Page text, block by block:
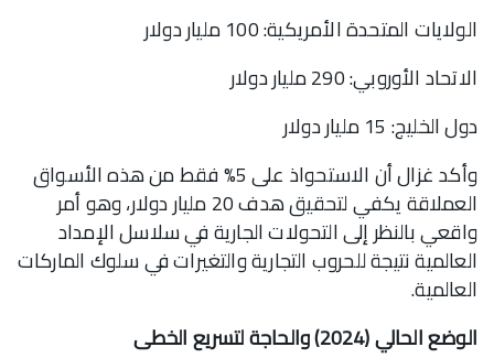
الولايات المتحدة الأمريكية: 100 مليار دولار
الاتحاد الأوروبي: 290 مليار دولار
دول الخليج: 15 مليار دولار
وأكد غزال أن الاستحواذ على 5% فقط من هذه الأسواق
العملاقة يكفي لتحقيق هدف 20 مليار دولار، وهو أمر
واقعي بالنظر إلى التحولات الجارية في سلاسل الإمداد
العالمية نتيجة للحروب التجارية والتغيرات في سلوك الماركات
العالمية.
الوضع الحالي (2024) والحاجة لتسريع الخطى